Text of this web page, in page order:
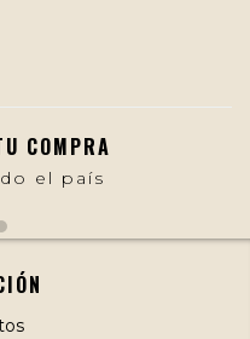
COMPRA
el país